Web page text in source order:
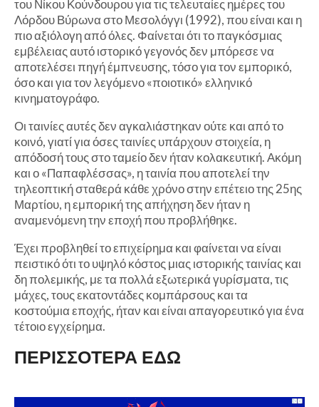
του Νίκου Κούνδουρου για τις τελευταίες ημέρες του
Λόρδου Βύρωνα στο Μεσολόγγι (1992), που είναι και η
πιο αξιόλογη από όλες. Φαίνεται ότι το παγκόσμιας
εμβέλειας αυτό ιστορικό γεγονός δεν μπόρεσε να
αποτελέσει πηγή έμπνευσης, τόσο για τον εμπορικό,
όσο και για τον λεγόμενο «ποιοτικό» ελληνικό
κινηματογράφο.
Οι ταινίες αυτές δεν αγκαλιάστηκαν ούτε και από το
κοινό, γιατί για όσες ταινίες υπάρχουν στοιχεία, η
απόδοσή τους στο ταμείο δεν ήταν κολακευτική. Ακόμη
και ο «Παπαφλέσσας», η ταινία που αποτελεί την
τηλεοπτική σταθερά κάθε χρόνο στην επέτειο της 25ης
Μαρτίου, η εμπορική της απήχηση δεν ήταν η
αναμενόμενη την εποχή που προβλήθηκε.
Έχει προβληθεί το επιχείρημα και φαίνεται να είναι
πειστικό ότι το υψηλό κόστος μιας ιστορικής ταινίας και
δη πολεμικής, με τα πολλά εξωτερικά γυρίσματα, τις
μάχες, τους εκατοντάδες κομπάρσους και τα
κοστούμια εποχής, ήταν και είναι απαγορευτικό για ένα
τέτοιο εγχείρημα.
ΠΕΡΙΣΣΟΤΕΡΑ ΕΔΩ